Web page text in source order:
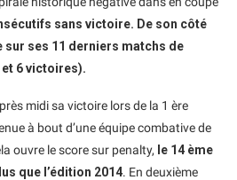
sans victoire. De son côté
sur ses 11 derniers matchs de
et 6 victoires).
midi sa victoire lors de la 1 ère
à bout d’une équipe combative de
ouvre le score sur penalty, le 14 ème
que l’édition 2014. En deuxième